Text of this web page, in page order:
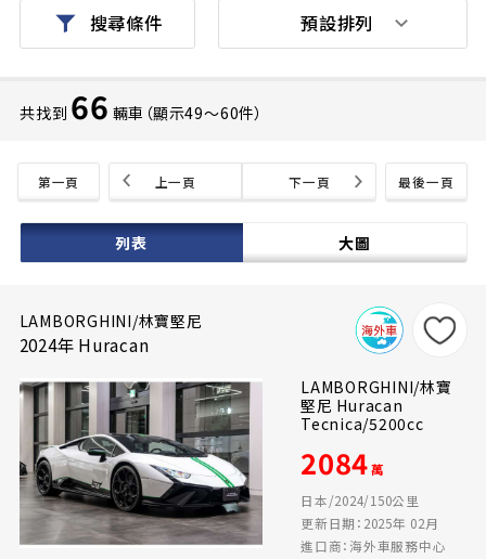
搜尋條件
共找到 66 輛車（顯示49〜60件）
第一頁 最後一頁
上一頁 下一頁
列表 大圖
預設排列
LAMBORGHINI/林寶堅尼
2024年 Huracan
LAMBORGHINI/林寶
堅尼 Huracan
Tecnica/5200cc
2084萬
日本/2024/150公里
更新日期：2025年 02月
進口商：海外車服務中心